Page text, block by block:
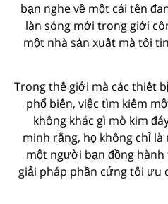
bạn nghe về một cái tên
làn sóng mới trong giới
một nhà sản xuất mà tôi
Trong thế giới mà các thiết
phổ biến, việc tìm kiếm
không khác gì mò kim
minh rằng, họ không chỉ là
một người bạn đồng
giải pháp phần cứng tối ưu